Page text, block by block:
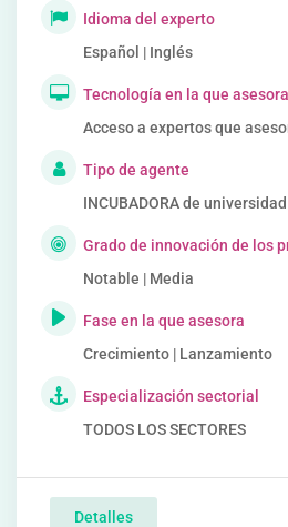
Idioma del experto
Español | Inglés
Tecnología en la que asesora
Acceso a expertos que
Tipo de agente
INCUBADORA de universidad
Grado de innovación de los
Notable | Media
Fase en la que asesora
Crecimiento | Lanzamiento
Especialización sectorial
TODOS LOS SECTORES
Detalles